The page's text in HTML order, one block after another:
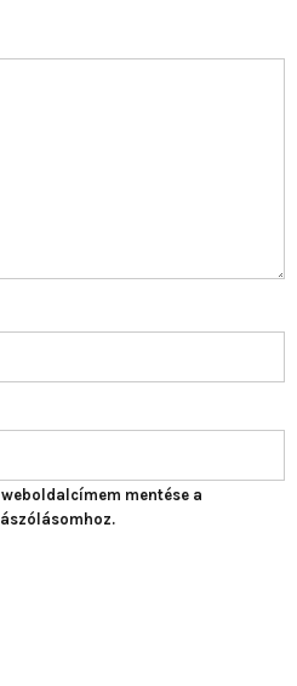
mentése a